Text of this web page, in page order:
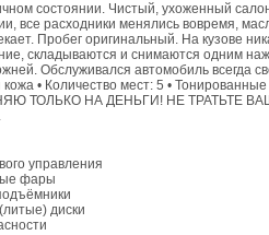
состоянии. Чистый, ухоженный
все расходники менялись вовремя,
Пробег оригинальный. На кузове
складываются и снимаются одним
Обслуживался автомобиль всегда
кожа • Количество мест: 5 •
ТОЛЬКО НА ДЕНЬГИ! НЕ ТРАТЬТЕ ВАШЕ
управления
фары
диски